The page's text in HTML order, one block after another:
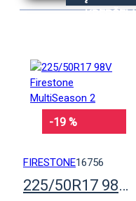
KREPŠELĮ
-19 %
FIRESTONE16756
225/50R17 98V Firestone MultiSeason 2